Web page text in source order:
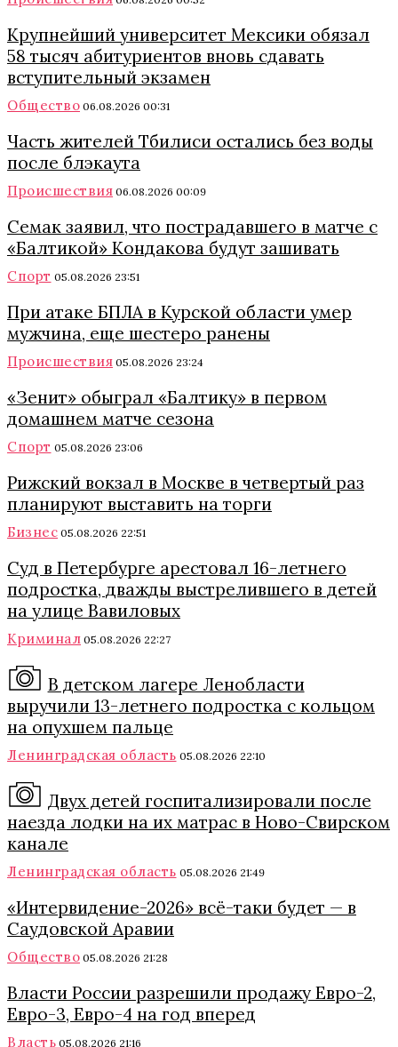
Крупнейший университет Мексики обязал
58 тысяч абитуриентов вновь сдавать
вступительный экзамен
Общество 06.08.2026 00:31
Часть жителей Тбилиси остались без воды
после блэкаута
Происшествия 06.08.2026 00:09
Семак заявил, что пострадавшего в матче с
«Балтикой» Кондакова будут зашивать
Спорт 05.08.2026 23:51
При атаке БПЛА в Курской области умер
мужчина, еще шестеро ранены
Происшествия 05.08.2026 23:24
«Зенит» обыграл «Балтику» в первом
домашнем матче сезона
Спорт 05.08.2026 23:06
Рижский вокзал в Москве в четвертый раз
планируют выставить на торги
Бизнес 05.08.2026 22:51
Суд в Петербурге арестовал 16-летнего
подростка, дважды выстрелившего в детей
на улице Вавиловых
Криминал 05.08.2026 22:27
В детском лагере Ленобласти
выручили 13-летнего подростка с кольцом
на опухшем пальце
Ленинградская область 05.08.2026 22:10
Двух детей госпитализировали после
наезда лодки на их матрас в Ново-Свирском
канале
Ленинградская область 05.08.2026 21:49
«Интервидение-2026» всё-таки будет — в
Саудовской Аравии
Общество 05.08.2026 21:28
Власти России разрешили продажу Евро-2,
Евро-3, Евро-4 на год вперед
Власть 05.08.2026 21:16